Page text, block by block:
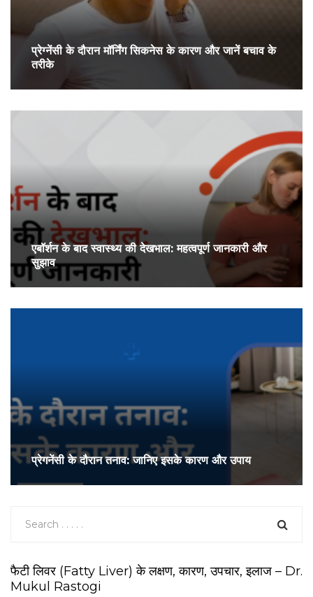
प्रेग्‍नेंसी के दौरान मॉर्निंग सिकनेस के कारण और जानें बचाव के
तरीके
एबॉर्शन के बाद स्वास्थ्य की देखभाल: महत्वपूर्ण जानकारी और
सुझाव
प्रेगनेंसी के दौरान तनाव: जानिए इसके कारण और उपाय
फैटी लिवर (Fatty Liver) के लक्षण, कारण, उपचार, इलाज – Dr.
Mukul Rastogi